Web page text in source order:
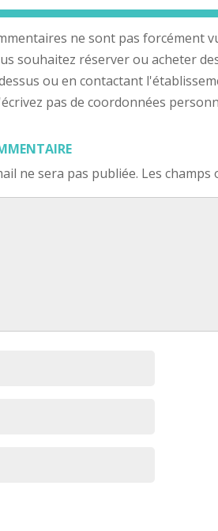
ne sont pas forcément
souhaitez réserver ou acheter
ou en contactant
pas de coordonnées
ne sera pas publiée. Les champs